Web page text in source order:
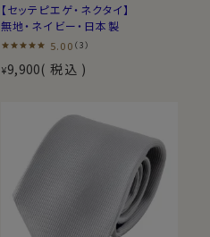
【セッテピエゲ・ネクタイ】
無地・ネイビー・日本製
5.00 （3）
¥9,900 税込